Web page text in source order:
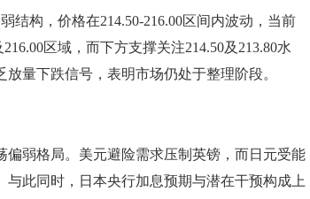
构，价格在214.50-216.00区间内波动，当前
区域，而下方支撑关注214.50及213.80水
量下跌信号，表明市场仍处于整理阶段。
弱格局。美元避险需求压制英镑，而日元受能
此同时，日本央行加息预期与潜在干预构成上